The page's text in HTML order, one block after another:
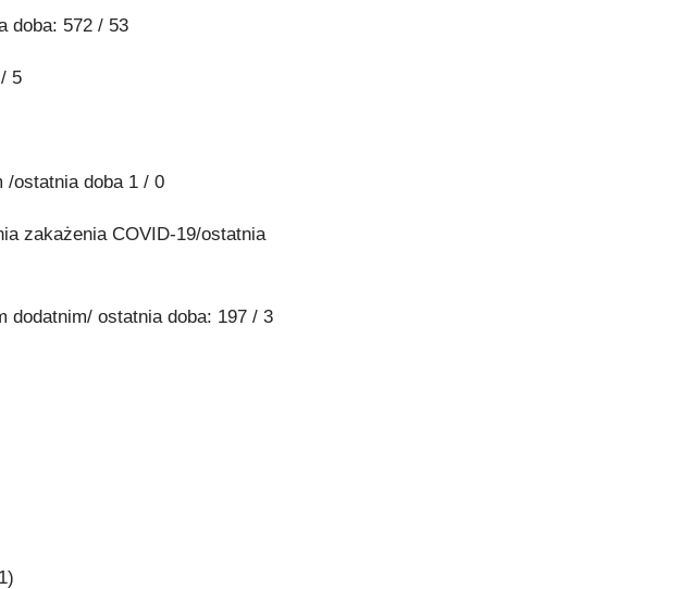
doba: 572 / 53
5
/ostatnia doba 1 / 0
zakażenia COVID-19/ostatnia
dodatnim/ ostatnia doba: 197 / 3